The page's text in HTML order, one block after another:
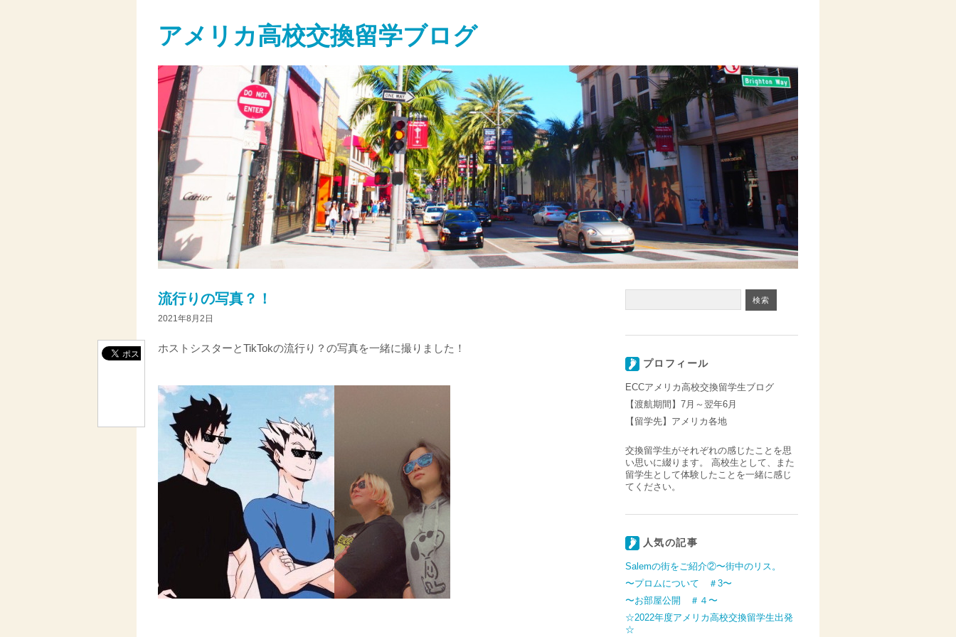
アメリカ高校交換留学ブログ
流行りの写真？！
2021年8月2日
ホストシスターとTikTokの流行り？の写真を一緒に撮りました！
プロフィール
ECCアメリカ高校交換留学生ブログ
【渡航期間】7月～翌年6月
【留学先】アメリカ各地
交換留学生がそれぞれの感じたことを思
い思いに綴ります。 高校生として、また
留学生として体験したことを一緒に感じ
てください。
人気の記事
Salemの街をご紹介②〜街中のリス。
〜プロムについて ＃3〜
〜お部屋公開 ＃４〜
☆2022年度アメリカ高校交換留学生出発
☆